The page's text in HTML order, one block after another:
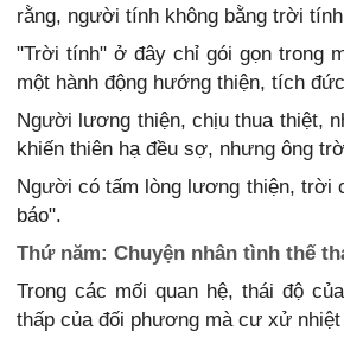
rằng, người tính không bằng trời
"Trời tính" ở đây chỉ gói gọn trong
một hành động hướng thiện, tích
Người lương thiện, chịu thua thiệt,
khiến thiên hạ đều sợ, nhưng ông
Người có tấm lòng lương thiện, trời
báo".
Thứ năm: Chuyện nhân tình thế
Trong các mối quan hệ, thái độ
thấp của đối phương mà cư xử